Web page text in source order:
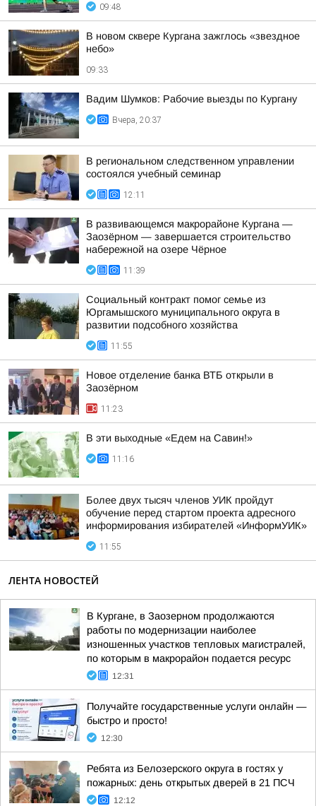
09:48
В новом сквере Кургана зажглось «звездное
небо»
09:33
Вадим Шумков: Рабочие выезды по Кургану
Вчера, 20:37
В региональном следственном управлении
состоялся учебный семинар
12:11
В развивающемся макрорайоне Кургана —
Заозёрном — завершается строительство
набережной на озере Чёрное
11:39
Социальный контракт помог семье из
Юргамышского муниципального округа в
развитии подсобного хозяйства
11:55
Новое отделение банка ВТБ открыли в
Заозёрном
11:23
В эти выходные «Едем на Савин!»
11:16
Более двух тысяч членов УИК пройдут
обучение перед стартом проекта адресного
информирования избирателей «ИнформУИК»
11:55
ЛЕНТА НОВОСТЕЙ
В Кургане, в Заозерном продолжаются
работы по модернизации наиболее
изношенных участков тепловых магистралей,
по которым в макрорайон подается ресурс
12:31
Получайте государственные услуги онлайн —
быстро и просто!
12:30
Ребята из Белозерского округа в гостях у
пожарных: день открытых дверей в 21 ПСЧ
12:12